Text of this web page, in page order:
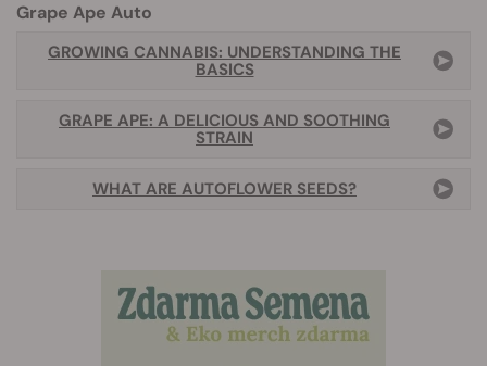
Grape Ape Auto
GROWING CANNABIS: UNDERSTANDING THE
BASICS
GRAPE APE: A DELICIOUS AND SOOTHING
STRAIN
WHAT ARE AUTOFLOWER SEEDS?